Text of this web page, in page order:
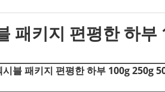
패키지 편평한 하
블 패키지 편평한 하부 100g 250g